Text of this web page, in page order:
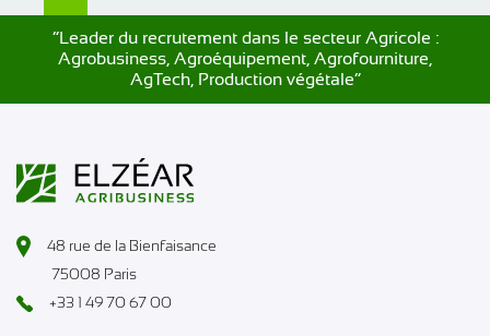
”Leader du recrutement dans le secteur Agricole :
Agrobusiness, Agroéquipement, Agrofourniture,
AgTech, Production végétale”
48 rue de la Bienfaisance
75008 Paris
+33 1 49 70 67 00